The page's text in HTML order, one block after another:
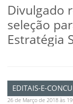
Divulgado
seleção
Estratégia
EDITAIS-E-
26 de Março de 2018 às